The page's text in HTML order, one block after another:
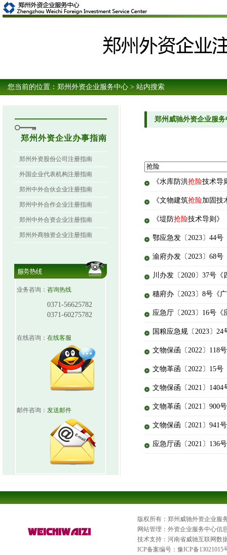
您当前的位置： 郑州外资企业服务中心 > 站内搜索
郑州外资企业办事指南
郑州外资股份公司注册指南
外国企业代表机构注册指南
郑州中外合伙企业注册指南
郑州中外合作企业注册指南
郑州中外合资企业注册指南
郑州外商独资企业注册指南
业务咨询： 咨询热线
0371-56625782
0371-60275782
在线咨询： 在线客服
邮件咨询： 发送邮件
郑州威驰外资企业服
《水库防洪抢险技术导
《文物建筑抢险加固技
《堤防抢险技术导则》
鄂应急发〔2023〕44
渝府办发〔2023〕68
川办发〔2020〕37号
穗府办〔2023〕8号《
应急厅〔2023〕16号
国粮应急规〔2023〕
文物保函〔2022〕118
文物革函〔2022〕15
文物保函〔2021〕
文物革函〔2021〕900
文物保函〔2021〕941
应急厅函〔2021〕136
版权所有：郑州威驰外资企业服
网站管理：外资企业服务中心信
技术支持：河南省威驰互联网数
ICP备案编号： 豫ICP备13021015